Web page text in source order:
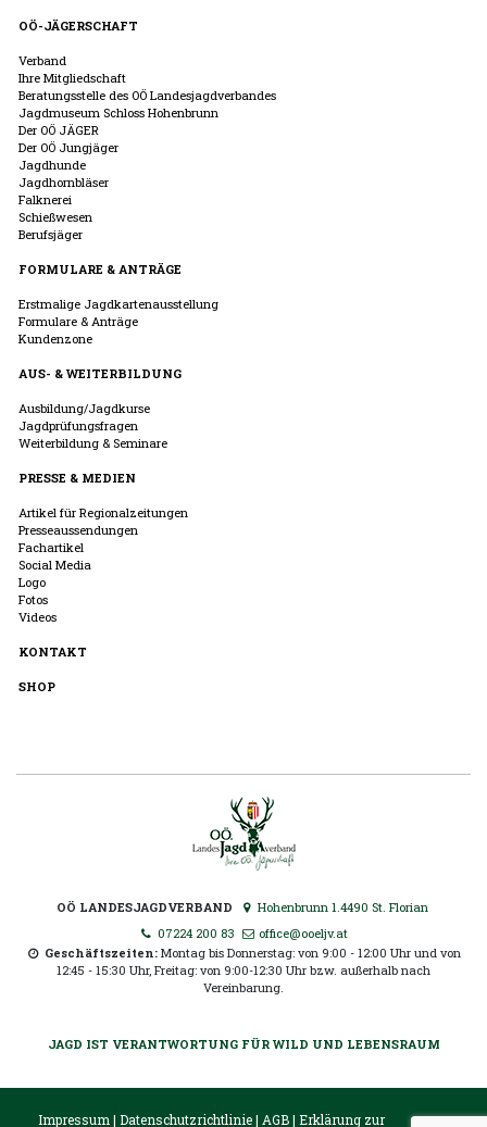
OÖ-JÄGERSCHAFT
Verband
Ihre Mitgliedschaft
Beratungsstelle des OÖ Landesjagdverbandes
Jagdmuseum Schloss Hohenbrunn
Der OÖ JÄGER
Der OÖ Jungjäger
Jagdhunde
Jagdhornbläser
Falknerei
Schießwesen
Berufsjäger
FORMULARE & ANTRÄGE
Erstmalige Jagdkartenausstellung
Formulare & Anträge
Kundenzone
AUS- & WEITERBILDUNG
Ausbildung/Jagdkurse
Jagdprüfungsfragen
Weiterbildung & Seminare
PRESSE & MEDIEN
Artikel für Regionalzeitungen
Presseaussendungen
Fachartikel
Social Media
Logo
Fotos
Videos
KONTAKT
SHOP
OÖ LANDESJAGDVERBAND
Hohenbrunn 1.4490 St. Florian
07224 200 83
office@ooeljv.at
Geschäftszeiten: Montag bis Donnerstag: von 9:00 - 12:00 Uhr und von
12:45 - 15:30 Uhr, Freitag: von 9:00-12:30 Uhr bzw. außerhalb nach
Vereinbarung.
JAGD IST VERANTWORTUNG FÜR WILD UND LEBENSRAUM
Impressum | Datenschutzrichtlinie| AGB| Erklärung zur